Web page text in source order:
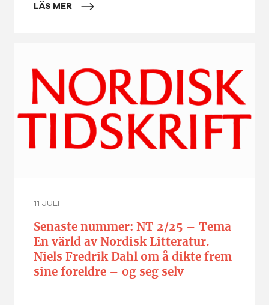
LÄS MER
11 JULI
Senaste nummer: NT 2/25 – Tema
En värld av Nordisk Litteratur.
Niels Fredrik Dahl om å dikte frem
sine foreldre – og seg selv